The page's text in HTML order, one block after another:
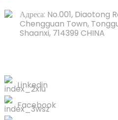
Адреса: No.001, Diaotong
Chengguan Town,
Shaanxi, 714399 CHINA
Linkedin
Facebook